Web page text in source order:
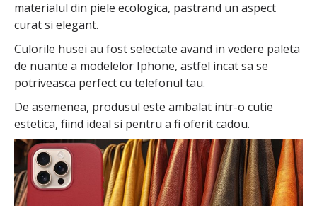
materialul din piele ecologica, pastrand un aspect
curat si elegant.
Culorile husei au fost selectate avand in vedere paleta
de nuante a modelelor Iphone, astfel incat sa se
potriveasca perfect cu telefonul tau.
De asemenea, produsul este ambalat intr-o cutie
estetica, fiind ideal si pentru a fi oferit cadou.